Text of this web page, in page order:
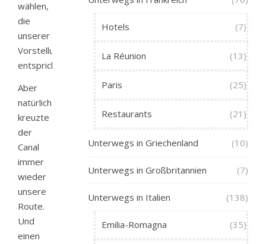
wählen,
die
unserer
Vorstellung
entspricht.
Aber
natürlich
kreuzte
der
Canal
immer
wieder
unsere
Route.
Und
einen
Hotels (7)
La Réunion (13)
Paris (25)
Restaurants (21)
Unterwegs in Griechenland (10)
Unterwegs in Großbritannien (7)
Unterwegs in Italien (138)
Emilia-Romagna (35)